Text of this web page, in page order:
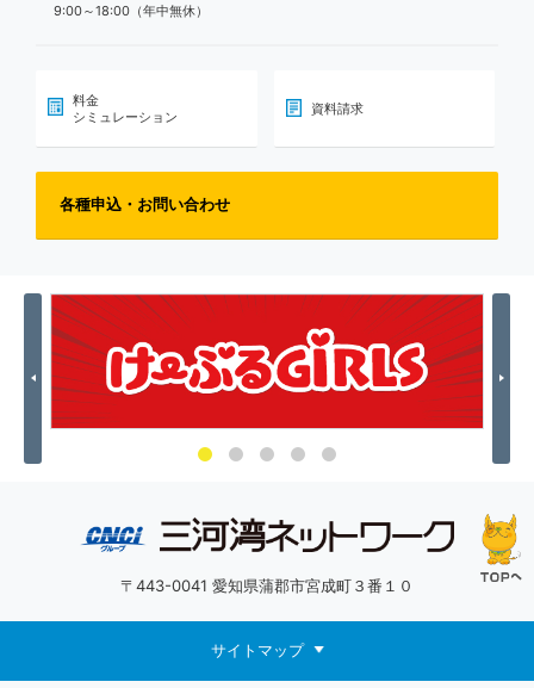
9:00～18:00（年中無休）
料金
シミュレーション
資料請求
各種申込・お問い合わせ
Previous Next
〒443-0041 愛知県蒲郡市宮成町３番１０
サイトマップ